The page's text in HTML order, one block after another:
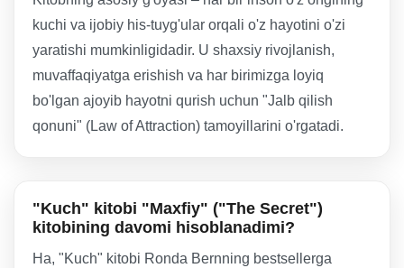
kuchi va ijobiy his-tuyg'ular orqali o'z hayotini o'zi
yaratishi mumkinligidadir. U shaxsiy rivojlanish,
muvaffaqiyatga erishish va har birimizga loyiq
bo'lgan ajoyib hayotni qurish uchun "Jalb qilish
qonuni" (Law of Attraction) tamoyillarini o'rgatadi.
"Kuch" kitobi "Maxfiy" ("The Secret")
kitobining davomi hisoblanadimi?
Ha, "Kuch" kitobi Ronda Bernning bestsellerga